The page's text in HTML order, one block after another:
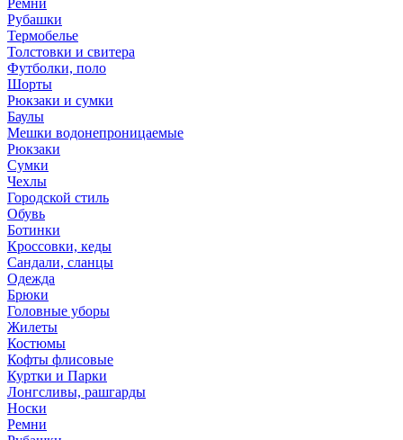
Ремни
Рубашки
Термобелье
Толстовки и свитера
Футболки, поло
Шорты
Рюкзаки и сумки
Баулы
Мешки водонепроницаемые
Рюкзаки
Сумки
Чехлы
Городской стиль
Обувь
Ботинки
Кроссовки, кеды
Сандали, сланцы
Одежда
Брюки
Головные уборы
Жилеты
Костюмы
Кофты флисовые
Куртки и Парки
Лонгсливы, рашгарды
Носки
Ремни